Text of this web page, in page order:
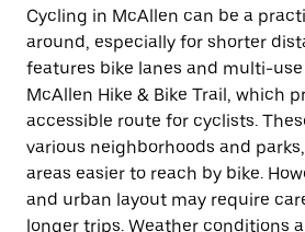
Cycling in McAllen can be a
around, especially for shorter
features bike lanes and multi-
McAllen Hike & Bike Trail, which
accessible route for cyclists.
various neighborhoods and
areas easier to reach by bike.
and urban layout may require
longer trips. Weather conditions